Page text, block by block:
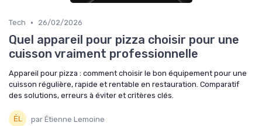
Tech • 26/02/2026
Quel appareil pour pizza choisir pour une
cuisson vraiment professionnelle
Appareil pour pizza : comment choisir le bon équipement pour une
cuisson régulière, rapide et rentable en restauration. Comparatif
des solutions, erreurs à éviter et critères clés.
par Étienne Lemoine